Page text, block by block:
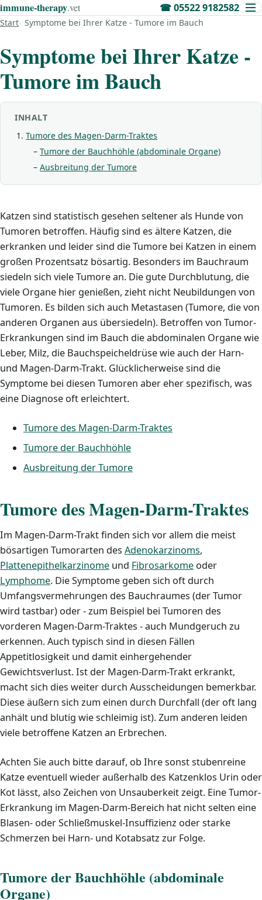
immune‑therapy.vet ☎05522 9182582
Start Symptome bei Ihrer Katze - Tumore im Bauch
Symptome bei Ihrer Katze -
Tumore im Bauch
INHALT
Tumore des Magen-Darm-Traktes
Tumore der Bauchhöhle (abdominale Organe)
Ausbreitung der Tumore
Katzen sind statistisch gesehen seltener als Hunde von
Tumoren betroffen. Häufig sind es ältere Katzen, die
erkranken und leider sind die Tumore bei Katzen in einem
großen Prozentsatz bösartig. Besonders im Bauchraum
siedeln sich viele Tumore an. Die gute Durchblutung, die
viele Organe hier genießen, zieht nicht Neubildungen von
Tumoren. Es bilden sich auch Metastasen (Tumore, die von
anderen Organen aus übersiedeln). Betroffen von Tumor-
Erkrankungen sind im Bauch die abdominalen Organe wie
Leber, Milz, die Bauchspeicheldrüse wie auch der Harn-
und Magen-Darm-Trakt. Glücklicherweise sind die
Symptome bei diesen Tumoren aber eher spezifisch, was
eine Diagnose oft erleichtert.
Tumore des Magen-Darm-Traktes
Tumore der Bauchhöhle
Ausbreitung der Tumore
Tumore des Magen-Darm-Traktes
Im Magen-Darm-Trakt finden sich vor allem die meist
bösartigen Tumorarten des Adenokarzinoms,
Plattenepithelkarzinome und Fibrosarkome oder
Lymphome. Die Symptome geben sich oft durch
Umfangsvermehrungen des Bauchraumes (der Tumor
wird tastbar) oder - zum Beispiel bei Tumoren des
vorderen Magen-Darm-Traktes - auch Mundgeruch zu
erkennen. Auch typisch sind in diesen Fällen
Appetitlosigkeit und damit einhergehender
Gewichtsverlust. Ist der Magen-Darm-Trakt erkrankt,
macht sich dies weiter durch Ausscheidungen bemerkbar.
Diese äußern sich zum einen durch Durchfall (der oft lang
anhält und blutig wie schleimig ist). Zum anderen leiden
viele betroffene Katzen an Erbrechen.
Achten Sie auch bitte darauf, ob Ihre sonst stubenreine
Katze eventuell wieder außerhalb des Katzenklos Urin oder
Kot lässt, also Zeichen von Unsauberkeit zeigt. Eine Tumor-
Erkrankung im Magen-Darm-Bereich hat nicht selten eine
Blasen- oder Schließmuskel-Insuffizienz oder starke
Schmerzen bei Harn- und Kotabsatz zur Folge.
Tumore der Bauchhöhle (abdominale
Organe)